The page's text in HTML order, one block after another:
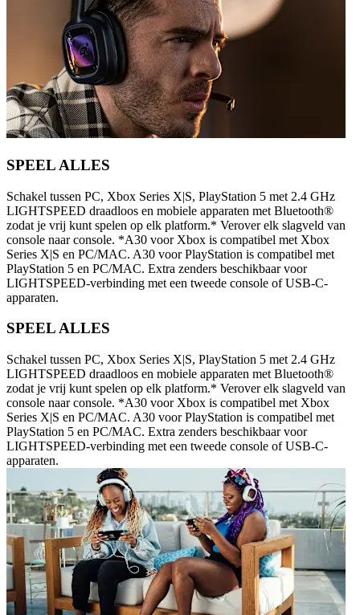
SPEEL ALLES
Schakel tussen PC, Xbox Series X|S, PlayStation 5 met 2.4 GHz
LIGHTSPEED draadloos en mobiele apparaten met Bluetooth®
zodat je vrij kunt spelen op elk platform.* Verover elk slagveld van
console naar console. *A30 voor Xbox is compatibel met Xbox
Series X|S en PC/MAC. A30 voor PlayStation is compatibel met
PlayStation 5 en PC/MAC. Extra zenders beschikbaar voor
LIGHTSPEED-verbinding met een tweede console of USB-C-
apparaten.
SPEEL ALLES
Schakel tussen PC, Xbox Series X|S, PlayStation 5 met 2.4 GHz
LIGHTSPEED draadloos en mobiele apparaten met Bluetooth®
zodat je vrij kunt spelen op elk platform.* Verover elk slagveld van
console naar console. *A30 voor Xbox is compatibel met Xbox
Series X|S en PC/MAC. A30 voor PlayStation is compatibel met
PlayStation 5 en PC/MAC. Extra zenders beschikbaar voor
LIGHTSPEED-verbinding met een tweede console of USB-C-
apparaten.